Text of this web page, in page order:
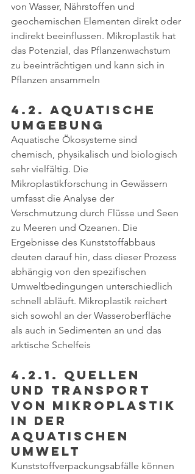
von Wasser, Nährstoffen und
geochemischen Elementen direkt oder
indirekt beeinflussen. Mikroplastik hat
das Potenzial, das Pflanzenwachstum
zu beeinträchtigen und kann sich in
Pflanzen ansammeln
4.2. Aquatische
Umgebung
Aquatische Ökosysteme sind
chemisch, physikalisch und biologisch
sehr vielfältig. Die
Mikroplastikforschung in Gewässern
umfasst die Analyse der
Verschmutzung durch Flüsse und Seen
zu Meeren und Ozeanen. Die
Ergebnisse des Kunststoffabbaus
deuten darauf hin, dass dieser Prozess
abhängig von den spezifischen
Umweltbedingungen unterschiedlich
schnell abläuft. Mikroplastik reichert
sich sowohl an der Wasseroberfläche
als auch in Sedimenten an und das
arktische Schelfeis
4.2.1. Quellen
und Transport
von Mikroplastik
in der
aquatischen
Umwelt
Kunststoffverpackungsabfälle können